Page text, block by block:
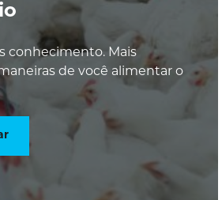
conhecimento. Mais
de você alimentar o